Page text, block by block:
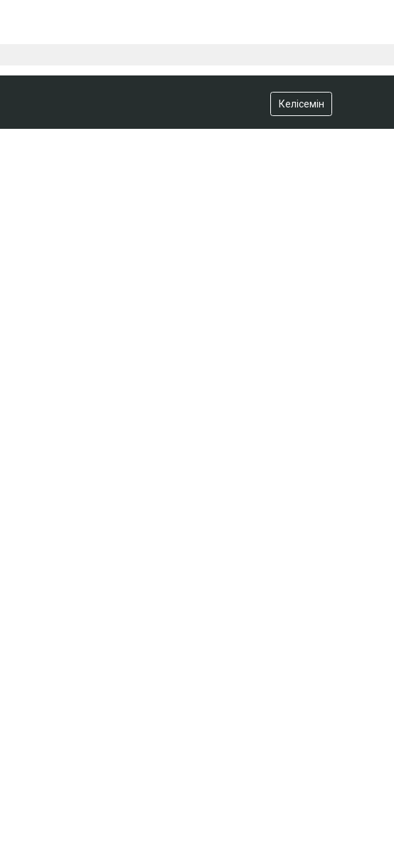
Келісемін